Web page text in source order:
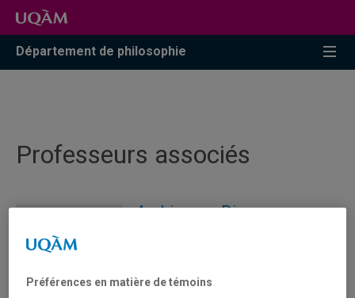
Accéder
recherche
Accéder
menu
pricipal
Accéder
zone
Département de philosophie
Professeurs associés
Arghirescu, Diana
Préférences en matière de témoins